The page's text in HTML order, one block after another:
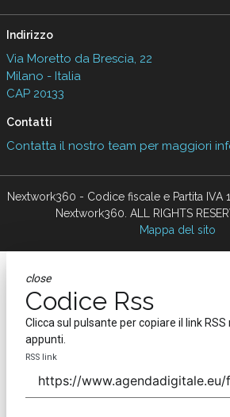
Indirizzo
Via Moretto da Brescia, 22
Milano - Italia
CAP 20133
Contatti
Contatta il nostro team per maggiori
Nextwork360 - Codice fiscale e Partita
Nextwork360. ALL RIGHTS
Mappa del sito
close
Codice Rss
Clicca sul pulsante per copiare il link RSS
appunti.
RSS link